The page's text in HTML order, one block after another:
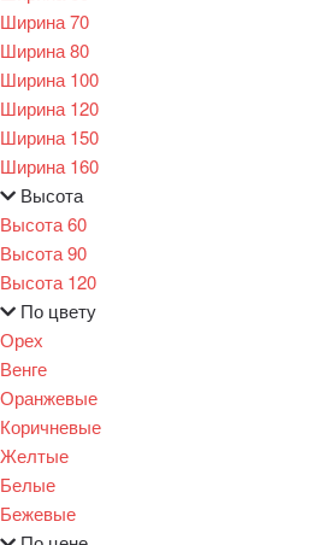
Ширина 70
Ширина 80
Ширина 100
Ширина 120
Ширина 150
Ширина 160
Высота
Высота 60
Высота 90
Высота 120
По цвету
Орех
Венге
Оранжевые
Коричневые
Желтые
Белые
Бежевые